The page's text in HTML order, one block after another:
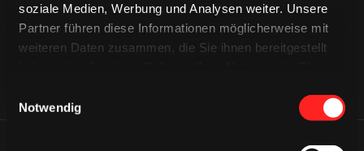
soziale Medien, Werbung und Analysen weiter. Unsere
Partner führen diese Informationen möglicherweise mit
weiteren Daten zusammen, die Sie ihnen bereitgestellt
Notwendig